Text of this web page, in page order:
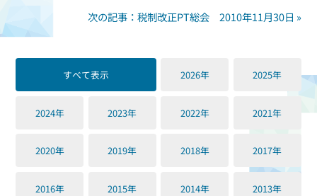
次の記事：税制改正PT総会 2010年11月30日 »
すべて表示 2026年 2025年
2024年 2023年 2022年 2021年
2020年 2019年 2018年 2017年
2016年 2015年 2014年 2013年